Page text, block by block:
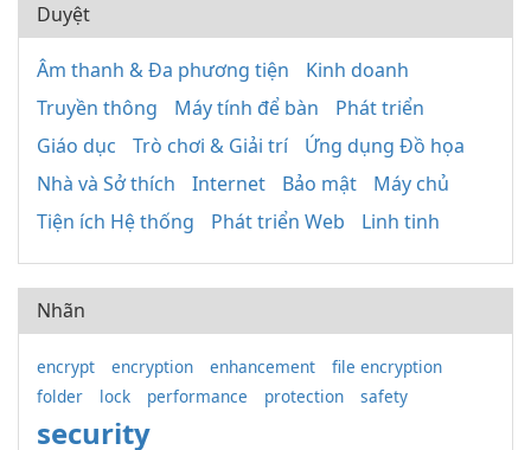
Duyệt
Âm thanh & Đa phương tiện
Kinh doanh
Truyền thông
Máy tính để bàn
Phát triển
Giáo dục
Trò chơi & Giải trí
Ứng dụng Đồ họa
Nhà và Sở thích
Internet Bảo mật
Máy chủ
Tiện ích Hệ thống
Phát triển Web Linh tinh
Nhãn
encrypt encryption enhancement
file encryption
folder
lock performance protection safety
security